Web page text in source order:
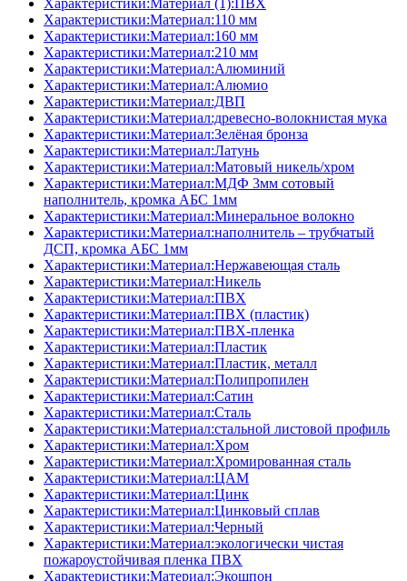
Характеристики:Материал (1):ПВХ
Характеристики:Материал:110 мм
Характеристики:Материал:160 мм
Характеристики:Материал:210 мм
Характеристики:Материал:Алюминий
Характеристики:Материал:Алюмио
Характеристики:Материал:ДВП
Характеристики:Материал:древесно-волокнистая мука
Характеристики:Материал:Зелёная бронза
Характеристики:Материал:Латунь
Характеристики:Материал:Матовый никель/хром
Характеристики:Материал:МДФ 3мм сотовый
наполнитель, кромка AБC 1мм
Характеристики:Материал:Минеральное волокно
Характеристики:Материал:наполнитель – трубчатый
ДСП, кромка AБC 1мм
Характеристики:Материал:Нержавеющая сталь
Характеристики:Материал:Никель
Характеристики:Материал:ПВХ
Характеристики:Материал:ПВХ (пластик)
Характеристики:Материал:ПВХ-пленка
Характеристики:Материал:Пластик
Характеристики:Материал:Пластик, металл
Характеристики:Материал:Полипропилен
Характеристики:Материал:Сатин
Характеристики:Материал:Сталь
Характеристики:Материал:стальной листовой профиль
Характеристики:Материал:Хром
Характеристики:Материал:Хромированная сталь
Характеристики:Материал:ЦАМ
Характеристики:Материал:Цинк
Характеристики:Материал:Цинковый сплав
Характеристики:Материал:Черный
Характеристики:Материал:экологически чистая
пожароустойчивая пленка ПВХ
Характеристики:Материал:Экошпон